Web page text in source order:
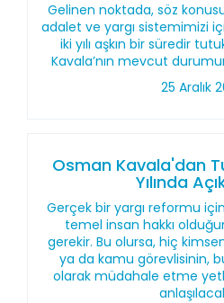
Gelinen noktada, söz konusu
adalet ve yargı sistemimizi
iki yılı aşkın bir süredir
Kavala’nın mevcut
25 Aralık
Osman Kavala'dan
Yılında
Gerçek bir yargı reformu
temel insan hakkı
gerekir. Bu olursa, hiç
ya da kamu görevlisinin,
olarak müdahale etme